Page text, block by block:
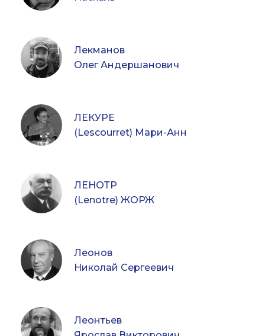
Лекманов
Олег Андершанович
ЛЕКУРЕ
(Lescourret) Мари-Анн
ЛЕНОТР
(Lenotre) ЖОРЖ
Леонов
Николай Сергеевич
Леонтьев